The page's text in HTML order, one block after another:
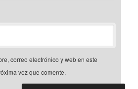
correo electrónico y web en este
vez que comente.